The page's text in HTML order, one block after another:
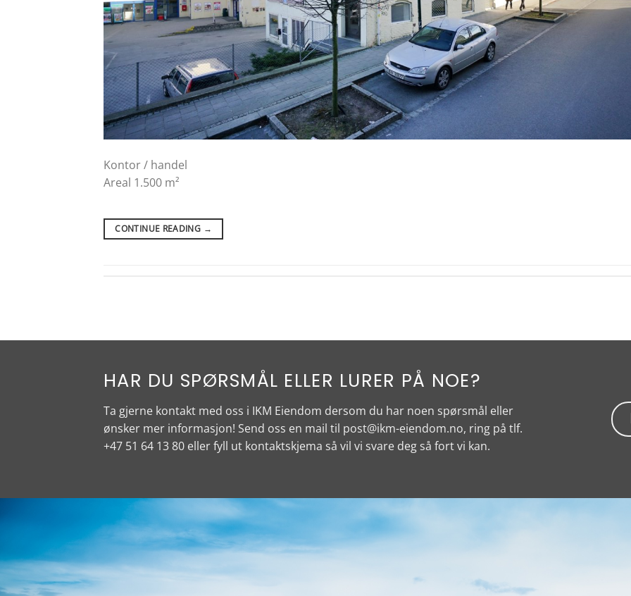
Kontor / handel
Areal 1.500 m²
CONTINUE READING →
HAR DU SPØRSMÅL ELLER LURER PÅ NOE?
Ta gjerne kontakt med oss i IKM Eiendom dersom du har noen spørsmål eller
ønsker mer informasjon! Send oss en mail til post@ikm-eiendom.no, ring på tlf.
+47 51 64 13 80 eller fyll ut kontaktskjema så vil vi svare deg så fort vi kan.